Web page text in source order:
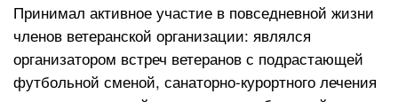
Принимал активное участие в повседневной жизни
членов ветеранской организации: являлся
организатором встреч ветеранов с подрастающей
футбольной сменой, санаторно-курортного лечения